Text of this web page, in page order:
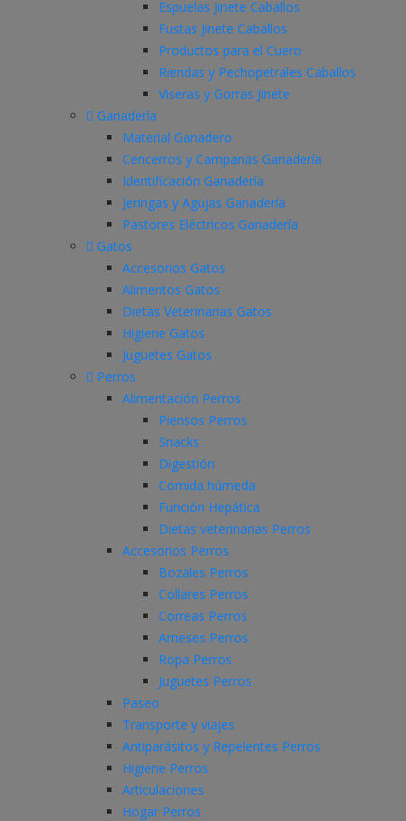
Espuelas Jinete Caballos
Fustas Jinete Caballos
Productos para el Cuero
Riendas y Pechopetrales Caballos
Viseras y Gorras Jinete
Ganadería
Material Ganadero
Cencerros y Campanas Ganadería
Identificación Ganadería
Jeringas y Agujas Ganadería
Pastores Eléctricos Ganadería
Gatos
Accesorios Gatos
Alimentos Gatos
Dietas Veterinarias Gatos
Higiene Gatos
Juguetes Gatos
Perros
Alimentación Perros
Piensos Perros
Snacks
Digestión
Comida húmeda
Función Hepática
Dietas veterinarias Perros
Accesorios Perros
Bozales Perros
Collares Perros
Correas Perros
Arneses Perros
Ropa Perros
Juguetes Perros
Paseo
Transporte y viajes
Antiparásitos y Repelentes Perros
Higiene Perros
Articulaciones
Hogar Perros